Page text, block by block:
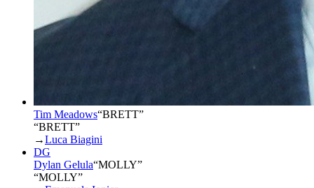
Tim Meadows“BRETT”
“BRETT”
→Luca Biagini
DG
Dylan Gelula“MOLLY”
“MOLLY”